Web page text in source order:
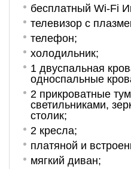
бесплатный Wi-Fi
телевизор с
телефон;
холодильник;
1 двуспальная
односпальные
2 прикроватные
светильниками,
столик;
2 кресла;
платяной и
мягкий диван;